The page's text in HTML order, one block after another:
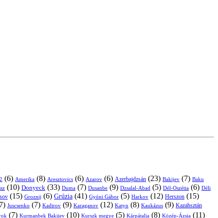
(6) Amerika (8) Aresztovics (6) Azarov (6) Azerbajdzsán (23) Bakijev (7) Baku
(10) Donyeck (33) Duma (7) Dusanbe (9) Dzsalal-Abad (5) Dél-Oszétia (6) Déli
(15) Groznij (6) Grúzia (41) Gyóni Gábor (5) Harkov (12) Herszon (15)
Juscsenko (7) Kadirov (9) Karaganov (12) Katyn (8) Kaukázus (9) Kazahsztán
(7) Kurmanbek Bakijev (10) Kurszk megye (5) Kárpátalja (8) Közép-Ázsia (11)